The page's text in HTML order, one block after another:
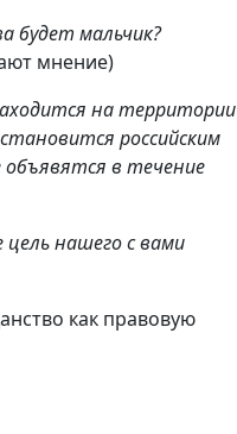
будет мальчик?
мнение)
на территории
российским
в течение
нашего с вами
как правовую